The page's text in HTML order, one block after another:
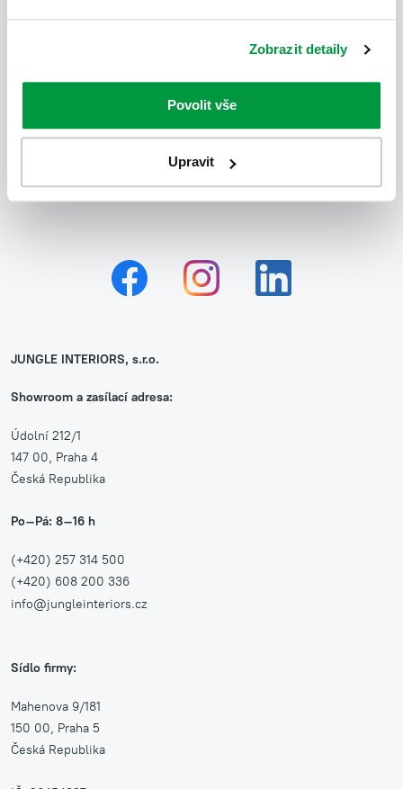
Zobrazit detaily
Povolit vše
Upravit
JUNGLE INTERIORS, s.r.o.
Showroom a zasílací adresa:
Údolní 212/1
147 00, Praha 4
Česká Republika
Po–Pá: 8–16 h
(+420) 257 314 500
(+420) 608 200 336
info@jungleinteriors.cz
Sídlo firmy:
Mahenova 9/181
150 00, Praha 5
Česká Republika